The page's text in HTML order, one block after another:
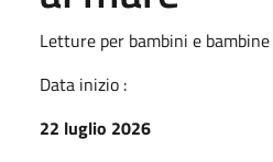
Letture per bambini e
Data inizio :
22 luglio 2026